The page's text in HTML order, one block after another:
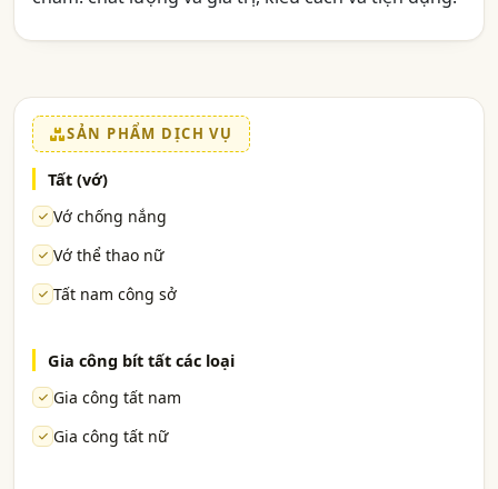
SẢN PHẨM DỊCH VỤ
Tất (vớ)
Vớ chống nắng
Vớ thể thao nữ
Tất nam công sở
Gia công bít tất các loại
Gia công tất nam
Gia công tất nữ